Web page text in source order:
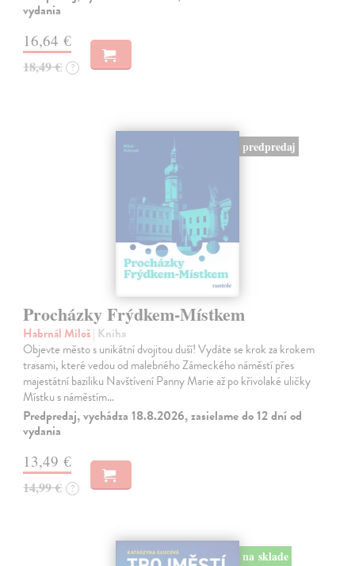
vydania
16,64 €
18,49 € ?
predpredaj
Procházky Frýdkem-Místkem
Habrnál Miloš| Kniha
Objevte město s unikátní dvojitou duší! Vydáte se krok za krokem
trasami, které vedou od malebného Zámeckého náměstí přes
majestátní baziliku Navštívení Panny Marie až po křivolaké uličky
Místku s náměstím…
Predpredaj, vychádza 18.8.2026, zasielame do 12 dní od
vydania
13,49 €
14,99 € ?
na sklade